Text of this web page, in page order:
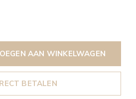
AAN WINKELWAGEN
BETALEN